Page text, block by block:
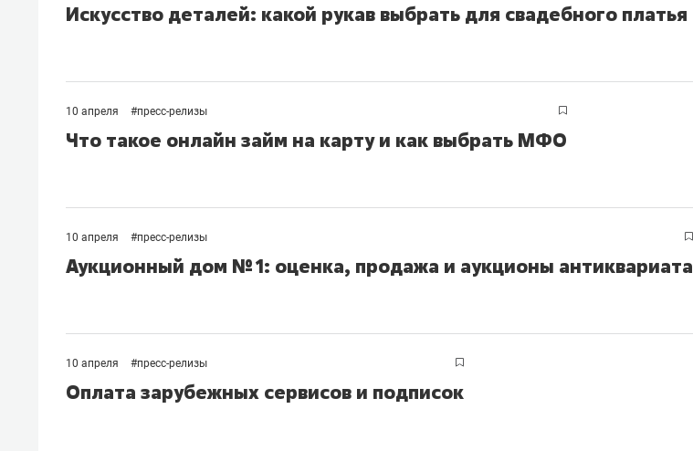
Искусство деталей: какой рукав выбрать для свадебного платья
10 апреля #пресс-релизы
Что такое онлайн займ на карту и как выбрать МФО
10 апреля #пресс-релизы
Аукционный дом № 1: оценка, продажа и аукционы антиквариата
10 апреля #пресс-релизы
Оплата зарубежных сервисов и подписок